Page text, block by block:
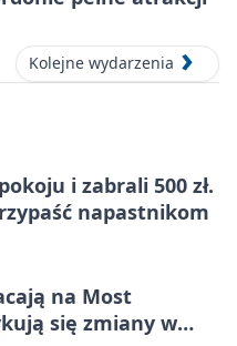
Kolejne wydarzenia
i zabrali 500 zł.
napastnikom
na Most
się zmiany w